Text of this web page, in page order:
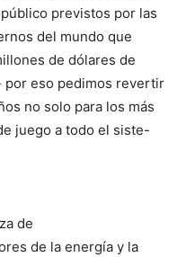
previstos por las
del mundo que
de dólares de
por eso pedimos revertir
no solo para los más
juego a todo el siste-
de
de la energía y la